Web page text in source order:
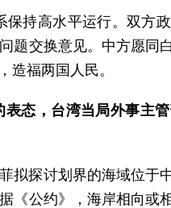
持高水平运行。双方
题交换意见。中方愿同
造福两国人民。
态，台湾当局外事主
拟探讨划界的海域位于
《公约》，海岸相向或